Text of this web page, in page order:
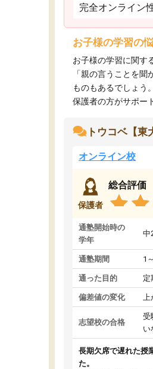
完全オンライン
お子様の学習の
お子様の学習に関す
「親の言うことを
ものもあるでしょう。
保護者の方がサポー
トウコベ【
オンライン校
保護者
総合評価
通塾開始時の
学年
中
通塾期間 1
通った目的 定
偏差値の変化
志望校の合格
受
い
長期欠席で遅れた授
た。